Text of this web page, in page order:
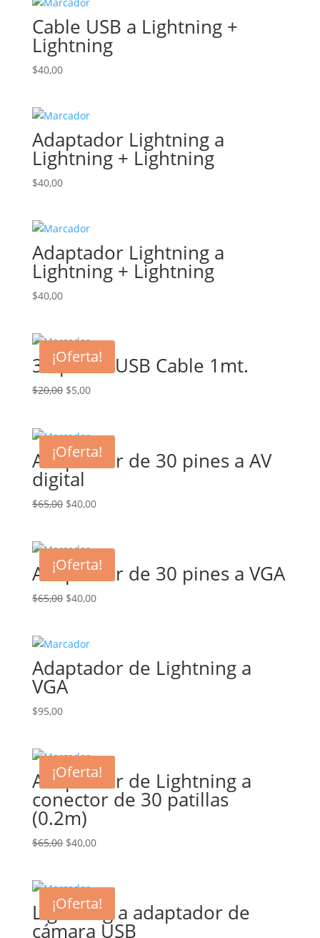
era:
$30,00.$10,00.
Cable USB a Lightning +
Lightning
$40,00
Adaptador Lightning a
Lightning + Lightning
$40,00
Adaptador Lightning a
Lightning + Lightning
$40,00
¡Oferta!
30-pin to USB Cable 1mt.
$20,00 El
era:
$20,00.
$5,00El
es:
$5,00.
¡Oferta!
Adaptador de 30 pines a AV
digital
$65,00 El
era:
$65,00.
$40,00El
es:
$40,00.
¡Oferta!
Adaptador de 30 pines a VGA
$65,00 El
era:
$65,00.
$40,00El
$40,00.
Adaptador de Lightning a
VGA
$95,00
¡Oferta!
Adaptador de Lightning a
conector de 30 patillas
(0.2m)
$65,00 El
era:
$65,00.
$40,00El
es:
$40,00.
¡Oferta!
Lightning a adaptador de
cámara USB